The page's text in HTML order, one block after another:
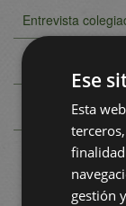
Entrevista
Ley del Suelo
Ese
Esta
gestión